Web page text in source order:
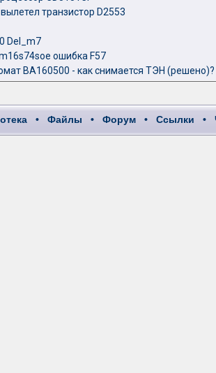
транзистор D2553
Del_m7
ошибка F57
ВА160500 - как снимается ТЭН (решено)?
• Файлы • Форум • Ссылки •